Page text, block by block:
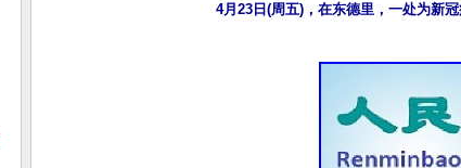
4月23日(周五)，在东德里，一处为新